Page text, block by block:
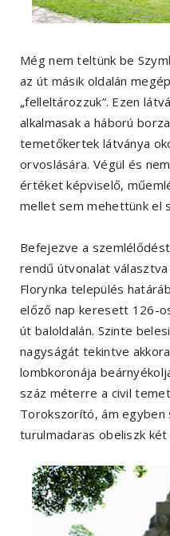
Még nem teltünk be
az út másik oldalán
„felleltározzuk”. Ezen
alkalmasak a háború
temetőkertek látványa
orvoslására. Végül és
értéket képviselő,
mellet sem mehettünk el
Befejezve a
rendű útvonalat
Florynka település
előző nap keresett 126-
út baloldalán. Szinte
nagyságát tekintve
lombkoronája
száz méterre a civil
Torokszorító, ám egyben
turulmadaras obeliszk